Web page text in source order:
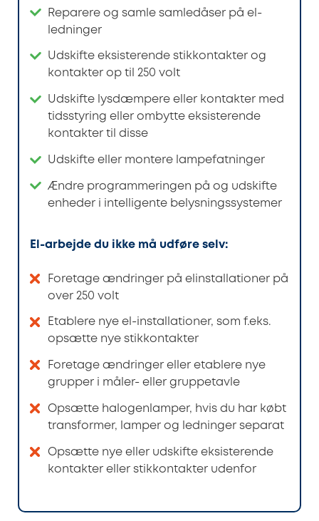
Reparere og samle samledåser på el-
ledninger
Udskifte eksisterende stikkontakter og
kontakter op til 250 volt
Udskifte lysdæmpere eller kontakter med
tidsstyring eller ombytte eksisterende
kontakter til disse
Udskifte eller montere lampefatninger
Ændre programmeringen på og udskifte
enheder i intelligente belysningssystemer
El-arbejde du ikke må udføre selv:
Foretage ændringer på elinstallationer på
over 250 volt
Etablere nye el-installationer, som f.eks.
opsætte nye stikkontakter
Foretage ændringer eller etablere nye
grupper i måler- eller gruppetavle
Opsætte halogenlamper, hvis du har købt
transformer, lamper og ledninger separat
Opsætte nye eller udskifte eksisterende
kontakter eller stikkontakter udenfor